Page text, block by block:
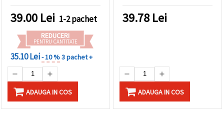
39.00 Lei 1-2 pachet
REDUCERI
PENTRU CANTITATE
35.10 Lei- 10 %3 pachet +
ADAUGA IN COS
39.78 Lei
ADAUGA IN COS